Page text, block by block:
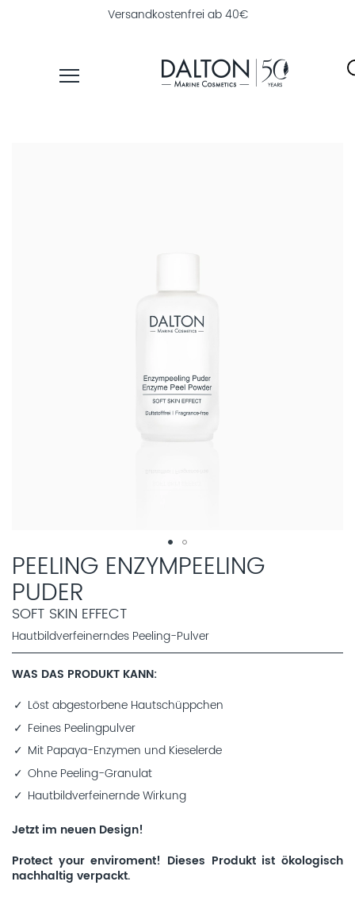
Versandkostenfrei ab 40€
PEELING ENZYMPEELING
PUDER
SOFT SKIN EFFECT
Hautbildverfeinerndes Peeling-Pulver
WAS DAS PRODUKT KANN
Löst abgestorbene Hautschüppchen
Feines Peelingpulver
Mit Papaya-Enzymen und Kieselerde
Ohne Peeling-Granulat
Hautbildverfeinernde Wirkung
Jetzt im neuen Design!
Protect your enviroment! Dieses Produkt ist ökologisch
nachhaltig verpackt.